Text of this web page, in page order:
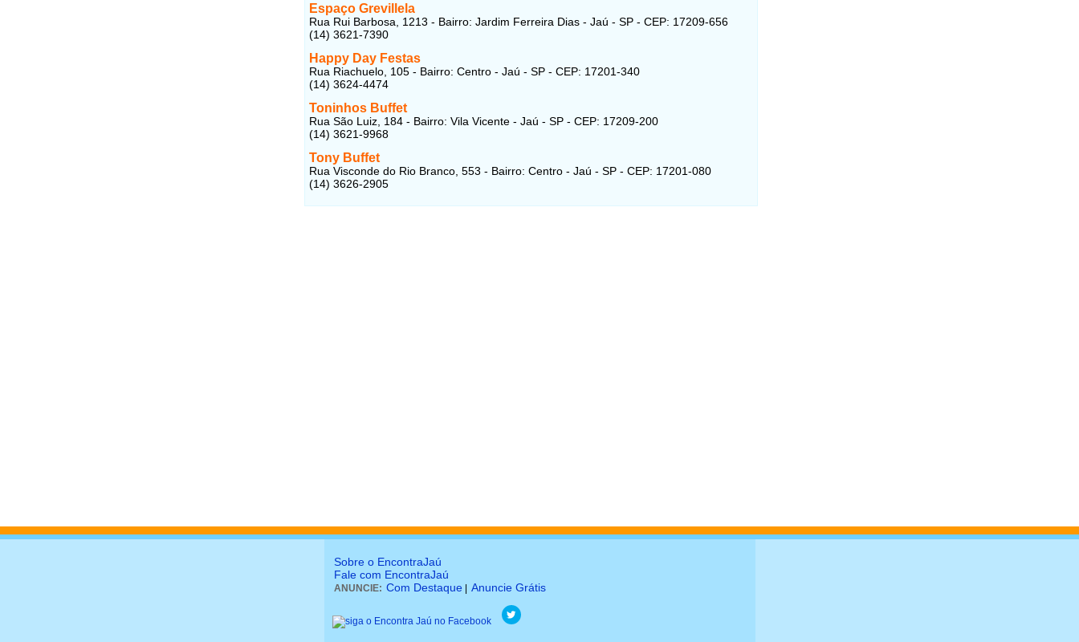
Espaço Grevillela
Rua Rui Barbosa, 1213 - Bairro: Jardim Ferreira Dias - Jaú - SP - CEP: 17209-656
(14) 3621-7390
Happy Day Festas
Rua Riachuelo, 105 - Bairro: Centro - Jaú - SP - CEP: 17201-340
(14) 3624-4474
Toninhos Buffet
Rua São Luiz, 184 - Bairro: Vila Vicente - Jaú - SP - CEP: 17209-200
(14) 3621-9968
Tony Buffet
Rua Visconde do Rio Branco, 553 - Bairro: Centro - Jaú - SP - CEP: 17201-080
(14) 3626-2905
Sobre o EncontraJaú
Fale com EncontraJaú
ANUNCIE: Com Destaque Anuncie Grátis